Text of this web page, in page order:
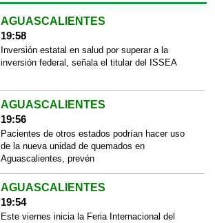
AGUASCALIENTES
19:58
Inversión estatal en salud por superar a la
inversión federal, señala el titular del ISSEA
AGUASCALIENTES
19:56
Pacientes de otros estados podrían hacer uso
de la nueva unidad de quemados en
Aguascalientes, prevén
AGUASCALIENTES
19:54
Este viernes inicia la Feria Internacional del